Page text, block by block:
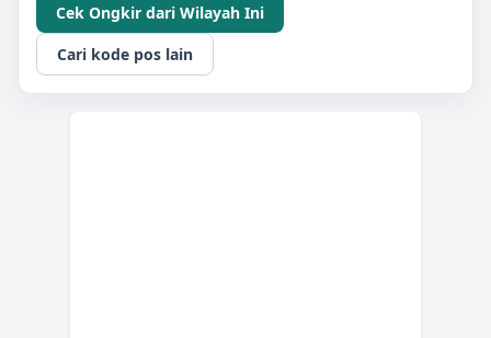
Cek Ongkir dari Wilayah Ini
Cari kode pos lain